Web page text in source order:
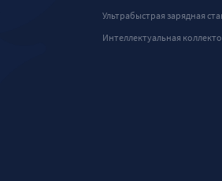
Ультрабыстрая зарядная
Интеллектуальная